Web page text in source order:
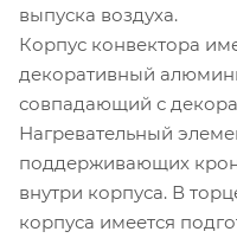
выпуска воздуха.
Корпус конвектора
декоративный
совпадающий с
Нагревательный
поддерживающих
внутри корпуса. В
корпуса имеется